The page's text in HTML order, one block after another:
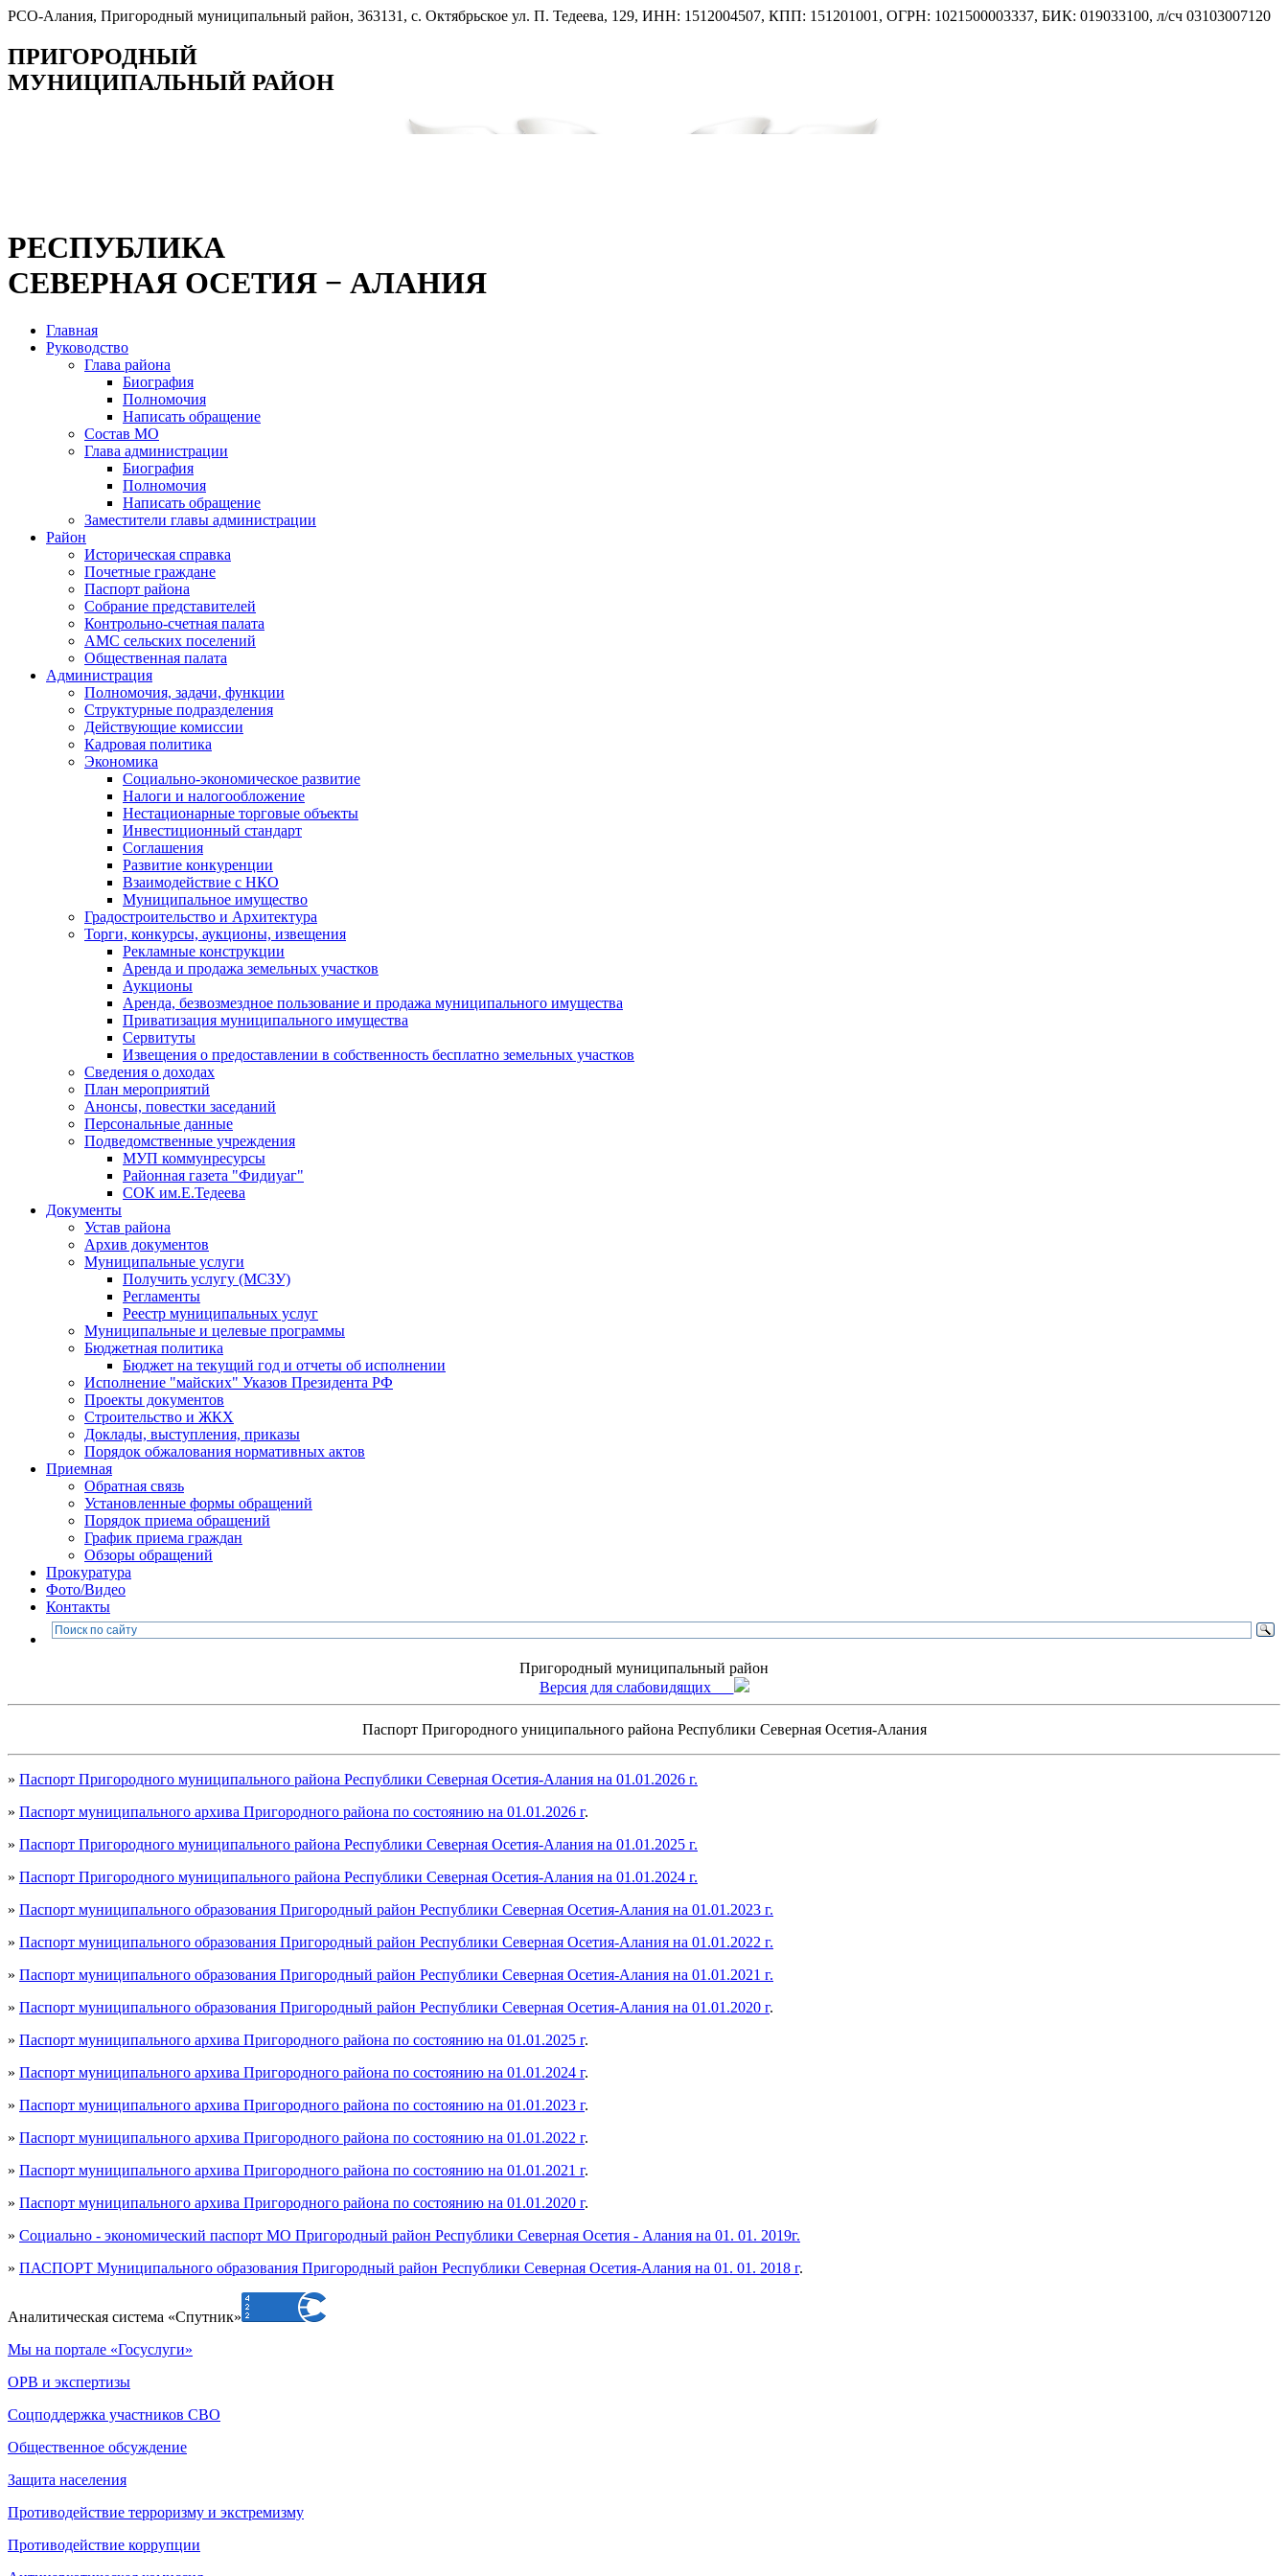
РСО-Алания, Пригородный муниципальный район, 363131, с. Октябрьское ул. П. Тедеева, 129, ИНН: 1512004507, КПП: 151201001, ОГРН: 1021500003337, БИК: 019033100, л/сч 03103007120
ПРИГОРОДНЫЙ
МУНИЦИПАЛЬНЫЙ РАЙОН
РЕСПУБЛИКА
СЕВЕРНАЯ ОСЕТИЯ − АЛАНИЯ
Главная
Руководство
Глава района
Биография
Полномочия
Написать обращение
Состав МО
Глава администрации
Биография
Полномочия
Написать обращение
Заместители главы администрации
Район
Историческая справка
Почетные граждане
Паспорт района
Собрание представителей
Контрольно-счетная палата
АМС сельских поселений
Общественная палата
Администрация
Полномочия, задачи, функции
Структурные подразделения
Действующие комиссии
Кадровая политика
Экономика
Социально-экономическое развитие
Налоги и налогообложение
Нестационарные торговые объекты
Инвестиционный стандарт
Соглашения
Развитие конкуренции
Взаимодействие с НКО
Муниципальное имущество
Градостроительство и Архитектура
Торги, конкурсы, аукционы, извещения
Рекламные конструкции
Аренда и продажа земельных участков
Аукционы
Аренда, безвозмездное пользование и продажа муниципального имущества
Приватизация муниципального имущества
Сервитуты
Извещения о предоставлении в собственность бесплатно земельных участков
Сведения о доходах
План мероприятий
Анонсы, повестки заседаний
Персональные данные
Подведомственные учреждения
МУП коммунресурсы
Районная газета "Фидиуаг"
СОК им.Е.Тедеева
Документы
Устав района
Архив документов
Муниципальные услуги
Получить услугу (МСЗУ)
Регламенты
Реестр муниципальных услуг
Муниципальные и целевые программы
Бюджетная политика
Бюджет на текущий год и отчеты об исполнении
Исполнение "майских" Указов Президента РФ
Проекты документов
Строительство и ЖКХ
Доклады, выступления, приказы
Порядок обжалования нормативных актов
Приемная
Обратная связь
Установленные формы обращений
Порядок приема обращений
График приема граждан
Обзоры обращений
Прокуратура
Фото/Видео
Контакты
Пригородный муниципальный район
Версия для слабовидящих
Паспорт Пригородного униципального района Республики Северная Осетия-Алания
» Паспорт Пригородного муниципального района Республики Северная Осетия-Алания на 01.01.2026 г.
» Паспорт муниципального архива Пригородного района по состоянию на 01.01.2026 г.
» Паспорт Пригородного муниципального района Республики Северная Осетия-Алания на 01.01.2025 г.
» Паспорт Пригородного муниципального района Республики Северная Осетия-Алания на 01.01.2024 г.
» Паспорт муниципального образования Пригородный район Республики Северная Осетия-Алания на 01.01.2023 г.
» Паспорт муниципального образования Пригородный район Республики Северная Осетия-Алания на 01.01.2022 г.
» Паспорт муниципального образования Пригородный район Республики Северная Осетия-Алания на 01.01.2021 г.
» Паспорт муниципального образования Пригородный район Республики Северная Осетия-Алания на 01.01.2020 г.
» Паспорт муниципального архива Пригородного района по состоянию на 01.01.2025 г.
» Паспорт муниципального архива Пригородного района по состоянию на 01.01.2024 г.
» Паспорт муниципального архива Пригородного района по состоянию на 01.01.2023 г.
» Паспорт муниципального архива Пригородного района по состоянию на 01.01.2022 г.
» Паспорт муниципального архива Пригородного района по состоянию на 01.01.2021 г.
» Паспорт муниципального архива Пригородного района по состоянию на 01.01.2020 г.
» Социально - экономический паспорт МО Пригородный район Республики Северная Осетия - Алания на 01. 01. 2019г.
» ПАСПОРТ Муниципального образования Пригородный район Республики Северная Осетия-Алания на 01. 01. 2018 г.
Аналитическая система «Спутник»
Мы на портале «Госуслуги»
ОРВ и экспертизы
Соцподдержка участников СВО
Общественное обсуждение
Защита населения
Противодействие терроризму и экстремизму
Противодействие коррупции